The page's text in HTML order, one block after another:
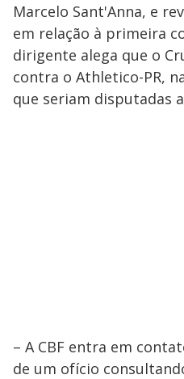
Marcelo Sant'Anna, e
em relação à primeira
dirigente alega que o
contra o Athletico-PR,
que seriam disputadas
– A CBF entra em
de um ofício